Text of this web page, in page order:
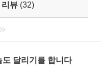
히 몸만 움직이는 운동이
작은 행복을 느끼고, 그것
반복되는 삶에 지쳐 있을
리뷰 (32)
도 달리기를 합니다